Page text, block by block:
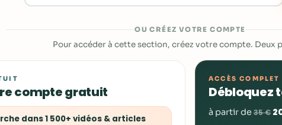
OU CRÉEZ VOTRE COMPTE
Pour accéder à cette section, créez votre compte. Deux
compte gratuit
dans 1 500+ vidéos & articles
ACCÈS COMPLET
Débloquez
à partir de35 €